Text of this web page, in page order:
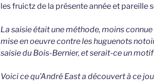
les fruictz de la présente année et pareille
La saisie était une méthode, moins
mise en oeuvre contre les huguenots
saisie du Bois-Bernier, et serait-ce un
Voici ce qu’André East a découvert à ce